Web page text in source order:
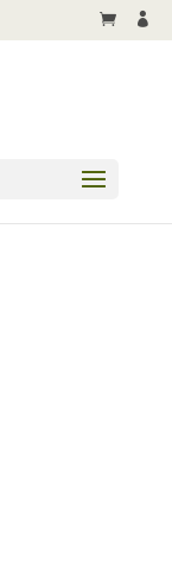

